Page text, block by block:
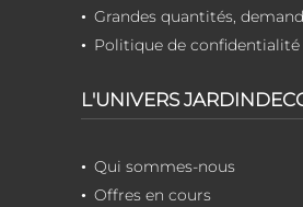
Grandes quantités,
Politique de confidentialité
L'UNIVERS
Qui sommes-nous
Offres en cours